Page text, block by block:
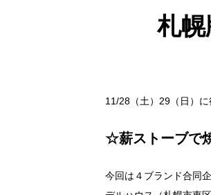
札
11/28（土）29（日）に
☆薪ストーブで
今回は４ブランド合同